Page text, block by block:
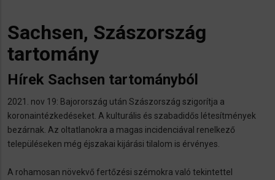
Sachsen, Szászország
tartomány
Hírek Sachsen tartományból
2021. nov 19: Bajorország után Szászország szigorítja a
koronaintézkedéseket. A kulturális és szabadidős létesítmények
bezárnak. Az oltatlanokra a magas incidenciával renelkező
településeken még éjszakai kijárási tilalom is érvényes.
A rohamosan növekvő fertőzési szémokra való tekintettel